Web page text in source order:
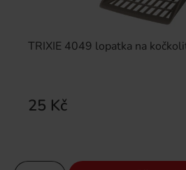
TRIXIE 4049 lopatka na
25 Kč